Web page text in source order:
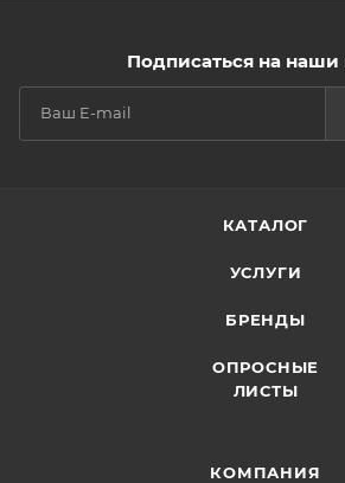
Подписаться на наши
КАТАЛОГ
УСЛУГИ
БРЕНДЫ
ОПРОСНЫЕ
ЛИСТЫ
КОМПАНИЯ